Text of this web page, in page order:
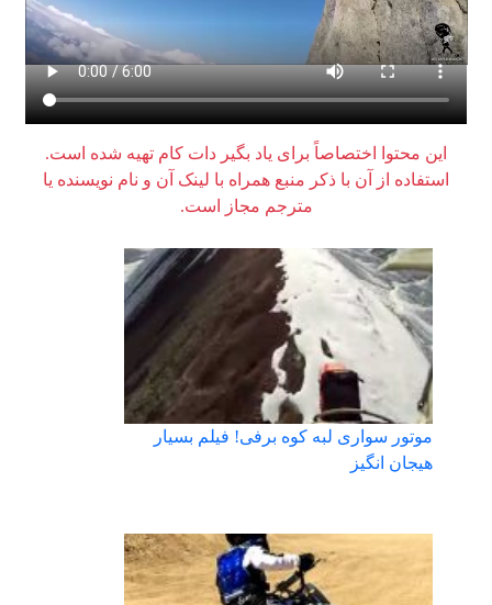
این محتوا اختصاصاً برای یاد بگیر دات کام تهیه شده است.
استفاده از آن با ذکر منبع همراه با لینک آن و نام نویسنده یا
مترجم مجاز است.
موتور سواری لبه کوه برفی! فیلم بسیار
هیجان انگیز